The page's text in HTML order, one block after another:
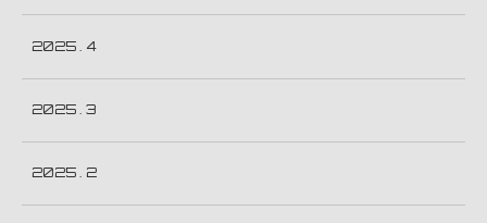
2025 . 4
2025 . 3
2025 . 2